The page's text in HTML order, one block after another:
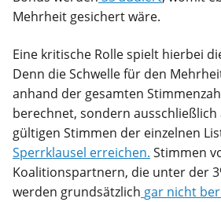
Mehrheit gesichert wäre.
Eine kritische Rolle spielt hierbei
Denn die Schwelle für den
anhand der gesamten
berechnet, sondern
gültigen Stimmen der einzelnen
Sperrklausel erreichen. Stimmen
Koalitionspartnern, die unter der
werden grundsätzlich gar nicht